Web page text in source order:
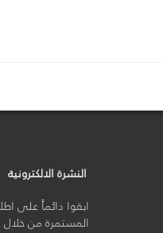
النشرة الالكترونية
ابقوا دائماً على
المستمرة من خلال